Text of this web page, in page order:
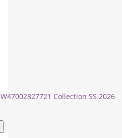
Collection SS 2026